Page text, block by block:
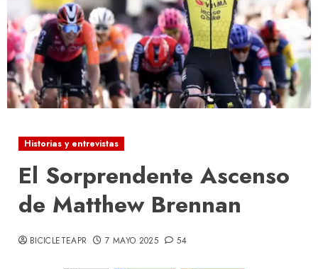
Historias y entrevistas
El Sorprendente Ascenso
de Matthew Brennan
BICICLETEAPR 7 MAYO 2025 54